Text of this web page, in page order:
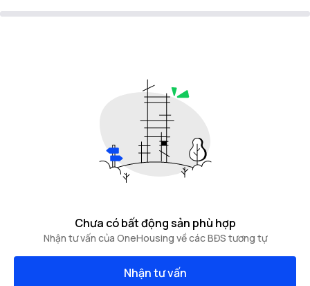
Chưa có bất động sản phù hợp
Nhận tư vấn của OneHousing về các BĐS tương tự
Nhận tư vấn